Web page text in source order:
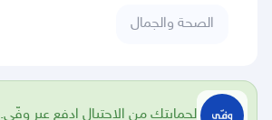
الصحة والجمال
لحمايتك من الاحتيال ادفع عبر وفّي.